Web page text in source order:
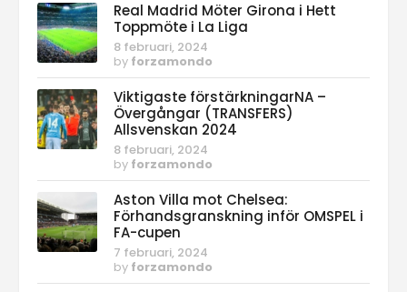
Real Madrid Möter Girona i Hett
Toppmöte i La Liga
8 februari, 2024
by forzamondo
Viktigaste förstärkningarNA –
Övergångar (TRANSFERS)
Allsvenskan 2024
8 februari, 2024
by forzamondo
Aston Villa mot Chelsea:
Förhandsgranskning inför OMSPEL i
FA-cupen
7 februari, 2024
by forzamondo